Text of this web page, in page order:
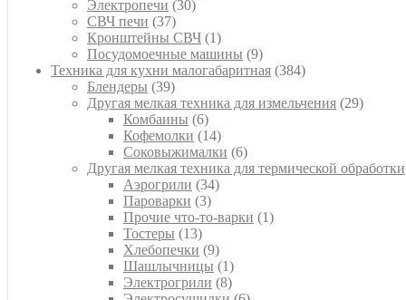
Электропечи 3030
СВЧ печи 3737
товаров
Кронштейны СВЧ 11
товар
Посудомоечные машины 99
товаров
Техника для кухни малогабаритная 384384
Блендеры 3939
товаров
Другая мелкая техника для измельчения 2929
Комбаины 66
товаров
Кофемолки 1414
товаров
Соковыжималки 66
товаров
Другая мелкая техника для термической обработки
Аэрогрили 3434
Пароварки 33
товара
Прочие что-то-варки 11
Тостеры 1313
товаров
Хлебопечки 99
товаров
Шашлычницы 11
товар
Электрогрили 88